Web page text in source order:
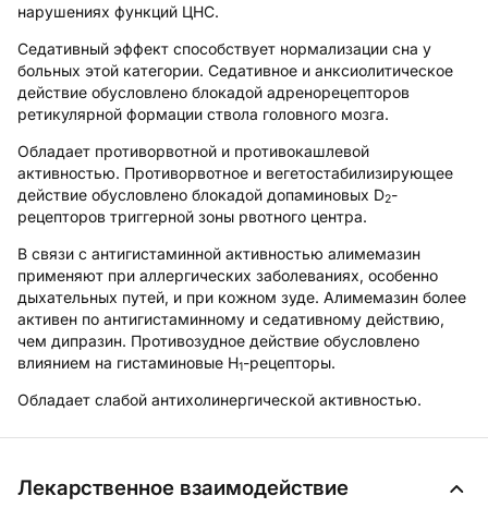
нарушениях функций ЦНС.
Седативный эффект способствует нормализации сна у
больных этой категории. Седативное и анксиолитическое
действие обусловлено блокадой адренорецепторов
ретикулярной формации ствола головного мозга.
Обладает противорвотной и противокашлевой
активностью. Противорвотное и вегетостабилизирующее
действие обусловлено блокадой допаминовых D2-
рецепторов триггерной зоны рвотного центра.
В связи с антигистаминной активностью алимемазин
применяют при аллергических заболеваниях, особенно
дыхательных путей, и при кожном зуде. Алимемазин более
активен по антигистаминному и седативному действию,
чем дипразин. Противозудное действие обусловлено
влиянием на гистаминовые H1-рецепторы.
Обладает слабой антихолинергической активностью.
Лекарственное взаимодействие